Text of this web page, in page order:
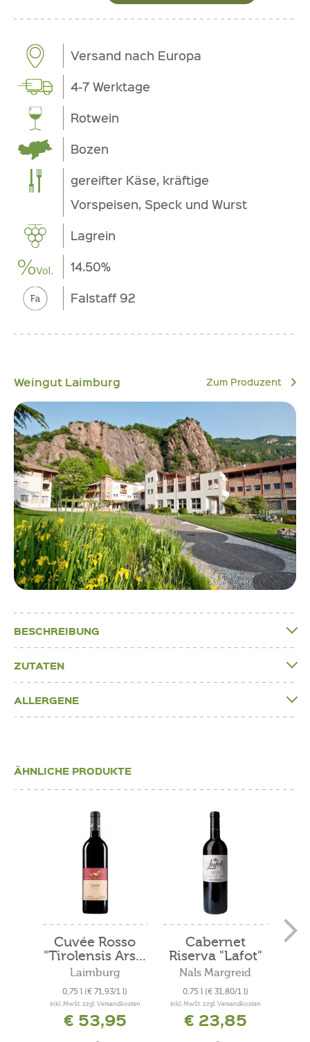
Versand nach Europa
4-7 Werktage
Rotwein
Bozen
gereifter Käse, kräftige
Vorspeisen, Speck und Wurst
Lagrein
14.50%
Falstaff 92
Weingut Laimburg Zum Produzent
BESCHREIBUNG
ZUTATEN
ALLERGENE
ÄHNLICHE PRODUKTE
Cuvée Rosso
"Tirolensis Ars...
Laimburg
0,75 l (€ 71,93/1 l)
inkl. MwSt. zzgl. Versandkosten
€ 53,95
Cabernet
Riserva "Lafot"
2021
Nals Margreid
0,75 l (€ 31,80/1 l)
inkl. MwSt. zzgl. Versandkosten
€ 23,85